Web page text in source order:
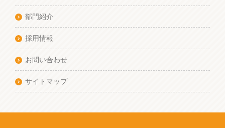
部門紹介
採用情報
お問い合わせ
サイトマップ